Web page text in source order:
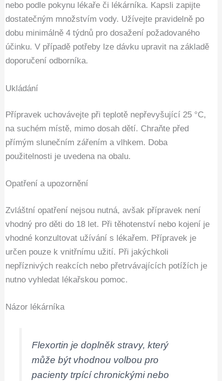
nebo podle pokynu lékaře či lékárníka. Kapsli zapijte
dostatečným množstvím vody. Užívejte pravidelně po
dobu minimálně 4 týdnů pro dosažení požadovaného
účinku. V případě potřeby lze dávku upravit na základě
doporučení odborníka.
Ukládání
Přípravek uchovávejte při teplotě nepřevyšující 25 °C,
na suchém místě, mimo dosah dětí. Chraňte před
přímým slunečním zářením a vlhkem. Doba
použitelnosti je uvedena na obalu.
Opatření a upozornění
Zvláštní opatření nejsou nutná, avšak přípravek není
vhodný pro děti do 18 let. Při těhotenství nebo kojení je
vhodné konzultovat užívání s lékařem. Přípravek je
určen pouze k vnitřnímu užití. Při jakýchkoli
nepříznivých reakcích nebo přetrvávajících potížích je
nutno vyhledat lékařskou pomoc.
Názor lékárníka
Flexortin je doplněk stravy, který
může být vhodnou volbou pro
pacienty trpící chronickými nebo